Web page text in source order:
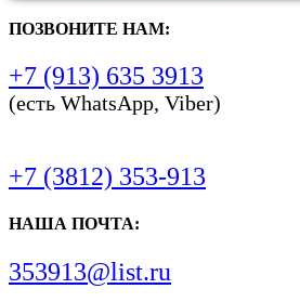
ПОЗВОНИТЕ НАМ:
+7 (913) 635 3913
(есть WhatsApp, Viber)
+7 (3812) 353-913
НАША ПОЧТА:
353913@list.ru